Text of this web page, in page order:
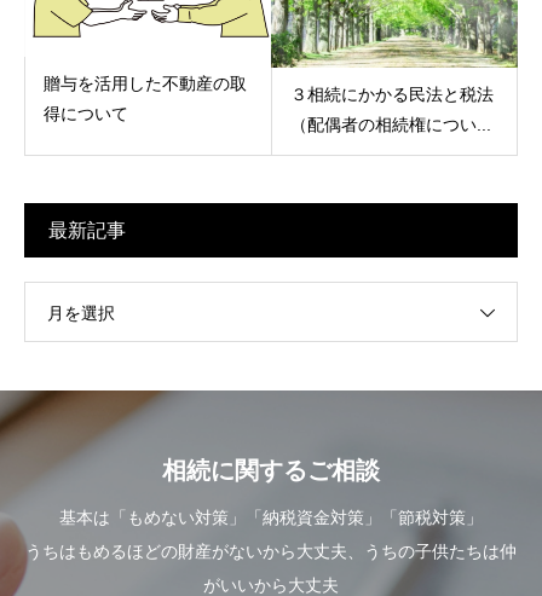
贈与を活用した不動産の取
得について
３相続にかかる民法と税法
（配偶者の相続権につい...
最新記事
月を選択
相続に関するご相談
基本は「もめない対策」「納税資金対策」「節税対策」
うちはもめるほどの財産がないから大丈夫、うちの子供たちは仲
がいいから大丈夫